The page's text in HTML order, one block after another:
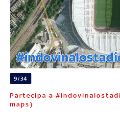
9/34
Partecipa a #indovinalostadio (immagine da google
maps)